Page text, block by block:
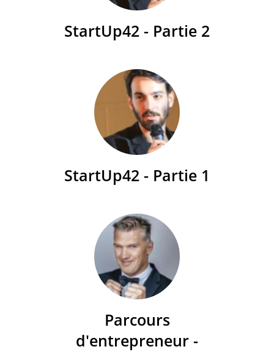
StartUp42 - Partie 2
StartUp42 - Partie 1
Parcours
d'entrepreneur -